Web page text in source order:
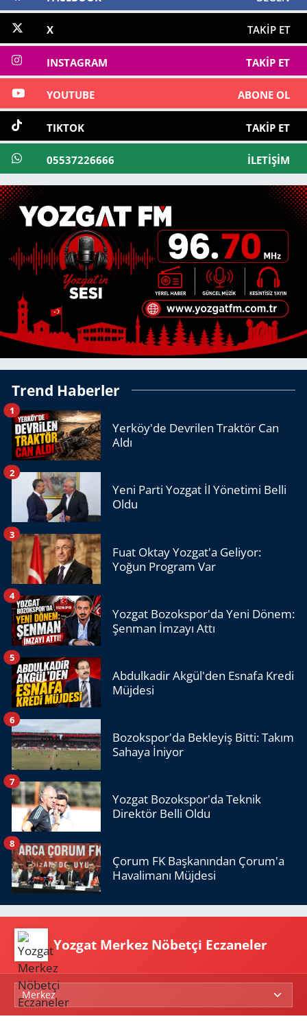
X TAKIP ET
INSTAGRAM TAKIP ET
YOUTUBE ABONE OL
TIKTOK TAKIP ET
05537226666 İLETIŞIM
Trend Haberler
Yerköy'de Devrilen Traktör Can
Aldı
1
Yeni Parti Yozgat İl Yönetimi Belli
Oldu
2
Fuat Oktay Yozgat'a Geliyor:
Yoğun Program Var
3
Yozgat Bozokspor'da Yeni Dönem:
Şenman İmzayı Attı
4
Abdulkadir Akgül'den Esnafa Kredi
Müjdesi
5
Bozokspor'da Bekleyiş Bitti: Takım
Sahaya İniyor
6
Yozgat Bozokspor'da Teknik
Direktör Belli Oldu
7
Çorum FK Başkanından Çorum'a
Havalimanı Müjdesi
8
Yozgat Merkez Nöbetçi Eczaneler